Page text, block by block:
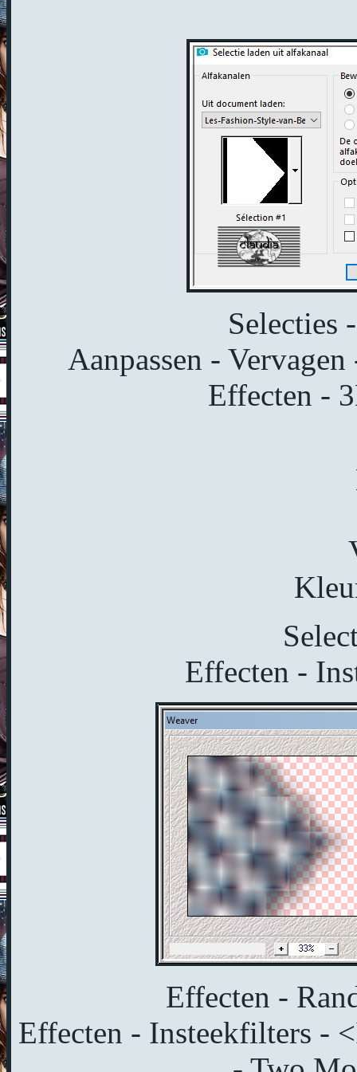
Selecties
Aanpassen -
Effecten -
Effecten -
Effecten -
Effecten - Insteekfilters -